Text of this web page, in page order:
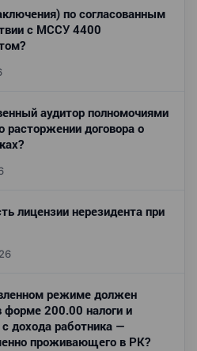
по согласованным
с МССУ 4400
аудитор полномочиями
расторжении договора о
лицензии нерезидента при
режиме должен
форме 200.00 налоги и
дохода работника —
проживающего в РК?